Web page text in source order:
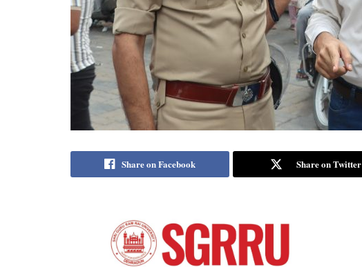
Share on Facebook Share on Twitter